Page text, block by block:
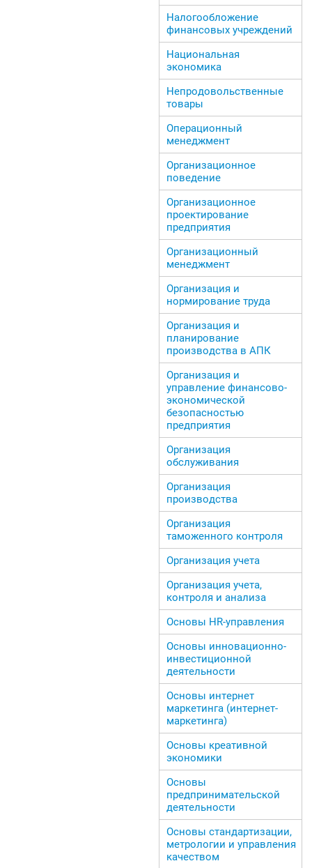
Налогообложение
финансовых учреждений
Национальная
экономика
Непродовольственные
товары
Операционный
менеджмент
Организационное
поведение
Организационное
проектирование
предприятия
Организационный
менеджмент
Организация и
нормирование труда
Организация и
планирование
производства в АПК
Организация и
управление финансово-
экономической
безопасностью
предприятия
Организация
обслуживания
Организация
производства
Организация
таможенного контроля
Организация учета
Организация учета,
контроля и анализа
Основы HR-управления
Основы инновационно-
инвестиционной
деятельности
Основы интернет
маркетинга (интернет-
маркетинга)
Основы креативной
экономики
Основы
предпринимательской
деятельности
Основы стандартизации,
метрологии и управления
качеством